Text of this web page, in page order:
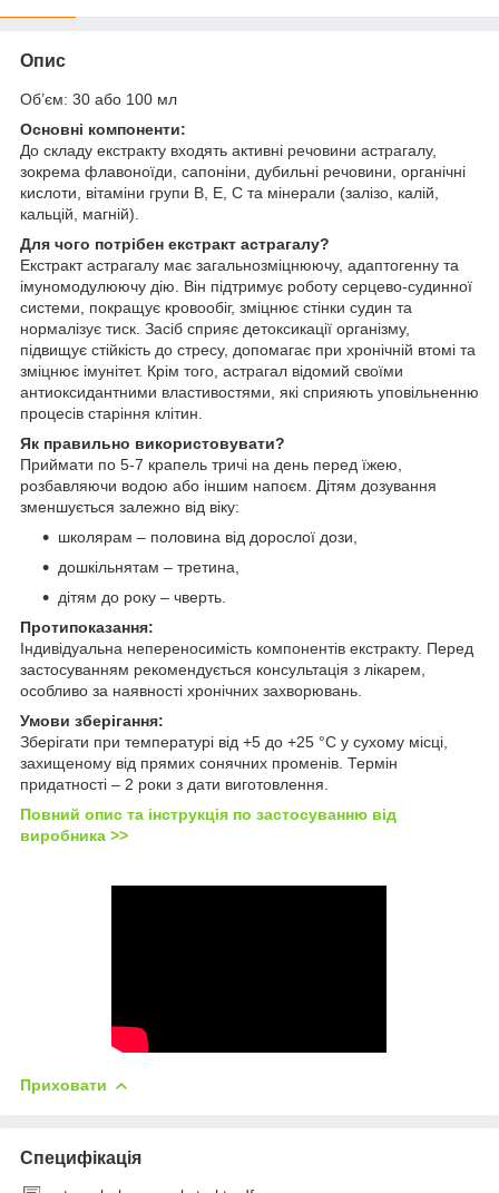
Опис
Об’єм: 30 або 100 мл
Основні компоненти:
До складу екстракту входять активні речовини астрагалу,
зокрема флавоноїди, сапоніни, дубильні речовини, органічні
кислоти, вітаміни групи В, Е, С та мінерали (залізо, калій,
кальцій, магній).
Для чого потрібен екстракт астрагалу?
Екстракт астрагалу має загальнозміцнюючу, адаптогенну та
імуномодулюючу дію. Він підтримує роботу серцево-судинної
системи, покращує кровообіг, зміцнює стінки судин та
нормалізує тиск. Засіб сприяє детоксикації організму,
підвищує стійкість до стресу, допомагає при хронічній втомі та
зміцнює імунітет. Крім того, астрагал відомий своїми
антиоксидантними властивостями, які сприяють уповільненню
процесів старіння клітин.
Як правильно використовувати?
Приймати по 5-7 крапель тричі на день перед їжею,
розбавляючи водою або іншим напоєм. Дітям дозування
зменшується залежно від віку:
школярам – половина від дорослої дози,
дошкільнятам – третина,
дітям до року – чверть.
Протипоказання:
Індивідуальна непереносимість компонентів екстракту. Перед
застосуванням рекомендується консультація з лікарем,
особливо за наявності хронічних захворювань.
Умови зберігання:
Зберігати при температурі від +5 до +25 °C у сухому місці,
захищеному від прямих сонячних променів. Термін
придатності – 2 роки з дати виготовлення.
Повний опис та інструкція по застосуванню від
виробника >>
Приховати
Специфікація